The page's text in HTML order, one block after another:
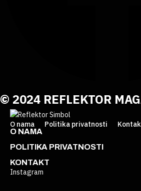
© 2024 REFLEKTOR
O nama Politika privatnosti
O NAMA
POLITIKA PRIVATNOSTI
KONTAKT
Instagram